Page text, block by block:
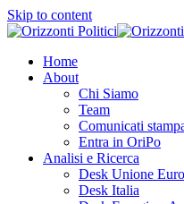
Skip to content
Home
About
Chi Siamo
Team
Comunicati
Entra in OriPo
Analisi e Ricerca
Desk Unione
Desk Italia